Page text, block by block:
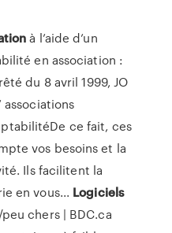
à l’aide d’un
en association :
du 8 avril 1999, JO
ce fait, ces
vos besoins et la
Ils facilitent la
en vous... Logiciels
chers | BDC.ca